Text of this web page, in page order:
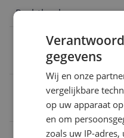
Rechthoek
Mini formaat
MPN (Manufacturer
4461000
E-mailadres
gegevens
Wij en onze
vergelijkbare
op uw apparaat
en om
zoals uw IP-